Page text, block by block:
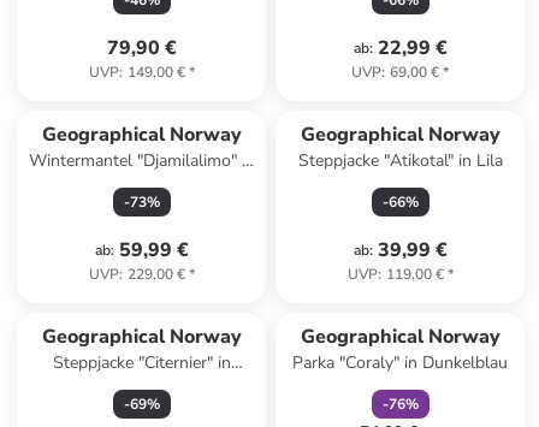
79,90 €
UVP: 149,00 €*
ab: 22,99 €
UVP: 69,00 €*
Geographical Norway
Wintermantel "Djamilalimo" in
Taupe
-73%
ab: 59,99 €
UVP: 229,00 €*
Geographical Norway
Steppjacke "Atikotal" in Lila
-66%
ab: 39,99 €
UVP: 119,00 €*
Geographical Norway
Steppjacke "Citernier" in
Schwarz
-69%
Geographical Norway
Parka "Coraly" in Dunkelblau
-76%